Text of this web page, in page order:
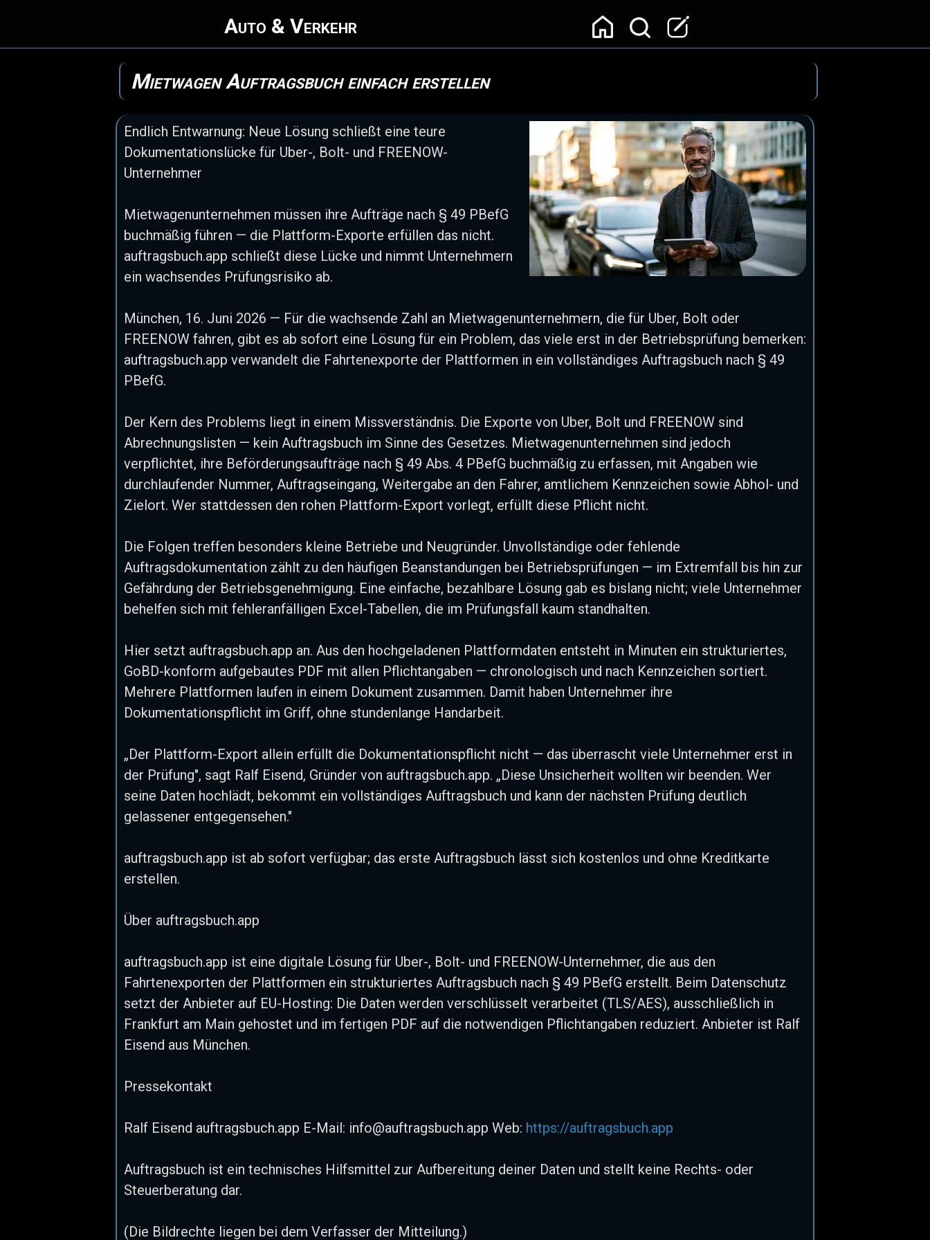
Auto & Verkehr
Mietwagen Auftragsbuch einfach erstellen
Endlich Entwarnung: Neue Lösung schließt eine teure
Dokumentationslücke für Uber-, Bolt- und FREENOW-
Unternehmer
Mietwagenunternehmen müssen ihre Aufträge nach § 49 PBefG
buchmäßig führen — die Plattform-Exporte erfüllen das nicht.
auftragsbuch.app schließt diese Lücke und nimmt Unternehmern
ein wachsendes Prüfungsrisiko ab.
München, 16. Juni 2026 — Für die wachsende Zahl an Mietwagenunternehmern, die für Uber, Bolt oder
FREENOW fahren, gibt es ab sofort eine Lösung für ein Problem, das viele erst in der Betriebsprüfung bemerken:
auftragsbuch.app verwandelt die Fahrtenexporte der Plattformen in ein vollständiges Auftragsbuch nach § 49
PBefG.
Der Kern des Problems liegt in einem Missverständnis. Die Exporte von Uber, Bolt und FREENOW sind
Abrechnungslisten — kein Auftragsbuch im Sinne des Gesetzes. Mietwagenunternehmen sind jedoch
verpflichtet, ihre Beförderungsaufträge nach § 49 Abs. 4 PBefG buchmäßig zu erfassen, mit Angaben wie
durchlaufender Nummer, Auftragseingang, Weitergabe an den Fahrer, amtlichem Kennzeichen sowie Abhol- und
Zielort. Wer stattdessen den rohen Plattform-Export vorlegt, erfüllt diese Pflicht nicht.
Die Folgen treffen besonders kleine Betriebe und Neugründer. Unvollständige oder fehlende
Auftragsdokumentation zählt zu den häufigen Beanstandungen bei Betriebsprüfungen — im Extremfall bis hin zur
Gefährdung der Betriebsgenehmigung. Eine einfache, bezahlbare Lösung gab es bislang nicht; viele Unternehmer
behelfen sich mit fehleranfälligen Excel-Tabellen, die im Prüfungsfall kaum standhalten.
Hier setzt auftragsbuch.app an. Aus den hochgeladenen Plattformdaten entsteht in Minuten ein strukturiertes,
GoBD-konform aufgebautes PDF mit allen Pflichtangaben — chronologisch und nach Kennzeichen sortiert.
Mehrere Plattformen laufen in einem Dokument zusammen. Damit haben Unternehmer ihre
Dokumentationspflicht im Griff, ohne stundenlange Handarbeit.
„Der Plattform-Export allein erfüllt die Dokumentationspflicht nicht — das überrascht viele Unternehmer erst in
der Prüfung", sagt Ralf Eisend, Gründer von auftragsbuch.app. „Diese Unsicherheit wollten wir beenden. Wer
seine Daten hochlädt, bekommt ein vollständiges Auftragsbuch und kann der nächsten Prüfung deutlich
gelassener entgegensehen."
auftragsbuch.app ist ab sofort verfügbar; das erste Auftragsbuch lässt sich kostenlos und ohne Kreditkarte
erstellen.
Über auftragsbuch.app
auftragsbuch.app ist eine digitale Lösung für Uber-, Bolt- und FREENOW-Unternehmer, die aus den
Fahrtenexporten der Plattformen ein strukturiertes Auftragsbuch nach § 49 PBefG erstellt. Beim Datenschutz
setzt der Anbieter auf EU-Hosting: Die Daten werden verschlüsselt verarbeitet (TLS/AES), ausschließlich in
Frankfurt am Main gehostet und im fertigen PDF auf die notwendigen Pflichtangaben reduziert. Anbieter ist Ralf
Eisend aus München.
Pressekontakt
Ralf Eisend auftragsbuch.app E-Mail: info@auftragsbuch.app Web: https://auftragsbuch.app
Auftragsbuch ist ein technisches Hilfsmittel zur Aufbereitung deiner Daten und stellt keine Rechts- oder
Steuerberatung dar.
(Die Bildrechte liegen bei dem Verfasser der Mitteilung.)